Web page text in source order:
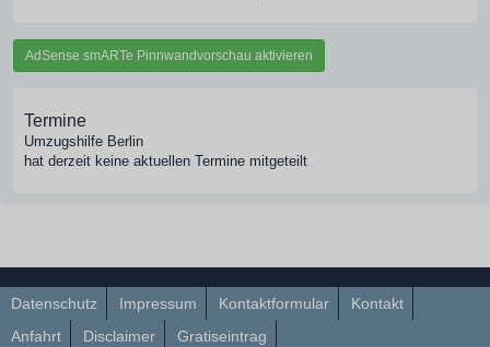
AdSense smARTe Pinnwandvorschau aktivieren
Termine
Umzugshilfe Berlin
hat derzeit keine aktuellen Termine mitgeteilt
Datenschutz Impressum Kontaktformular
Kontakt
Anfahrt
Disclaimer Gratiseintrag